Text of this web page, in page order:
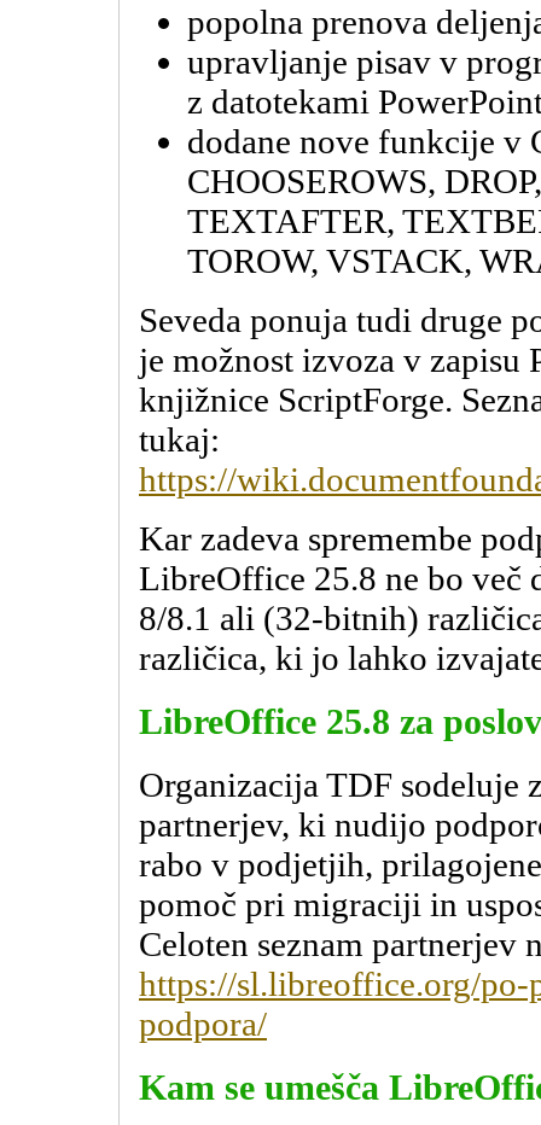
popolna prenova
upravljanje pisav v
z datotekami
dodane nove funkcije v
CHOOSEROWS,
TEXTAFTER,
TOROW, VSTACK,
Seveda ponuja tudi druge
je možnost izvoza v zapisu
knjižnice ScriptForge.
tukaj:
https://
Kar zadeva spremembe
LibreOffice 25.8 ne bo več
8/8.1 ali (32-bitnih)
različica, ki jo lahko
LibreOffice 25.8 za
Organizacija TDF
partnerjev, ki nudijo
rabo v podjetjih,
pomoč pri migraciji in
Celoten seznam partnerjev
https://sl.libreoffice.org/po-
podpora/
Kam se umešča